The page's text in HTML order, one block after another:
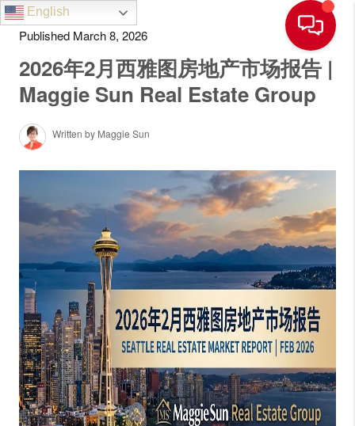
English
Published March 8, 2026
2026年2月西雅图房地产市场报告 |
Maggie Sun Real Estate Group
Written by Maggie Sun